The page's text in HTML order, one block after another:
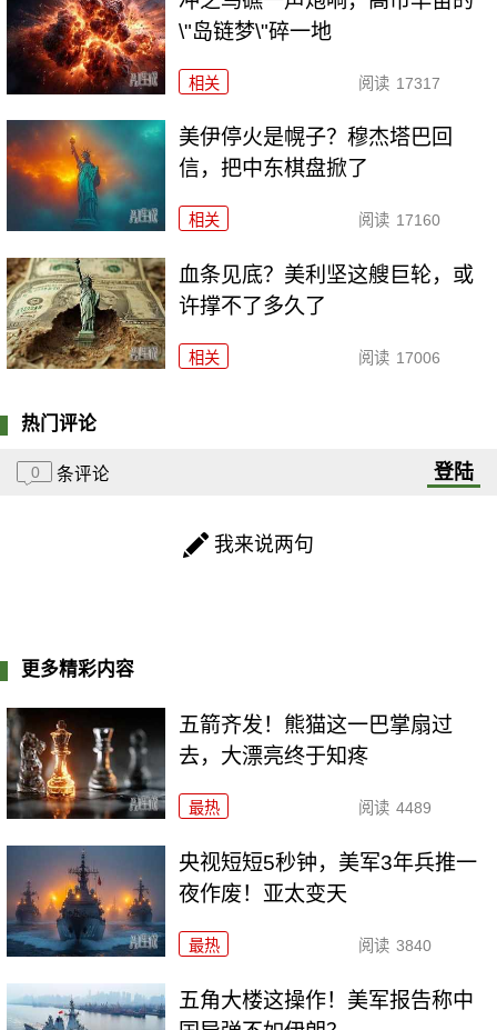
\"岛链梦\"碎一地
相关 阅读 17317
美伊停火是幌子？穆杰塔巴回
信，把中东棋盘掀了
相关 阅读 17160
血条见底？美利坚这艘巨轮，或
许撑不了多久了
相关 阅读 17006
热门评论
0 条评论 登陆
我来说两句
更多精彩内容
五箭齐发！熊猫这一巴掌扇过
去，大漂亮终于知疼
最热 阅读 4489
央视短短5秒钟，美军3年兵推一
夜作废！亚太变天
最热 阅读 3840
五角大楼这操作！美军报告称中